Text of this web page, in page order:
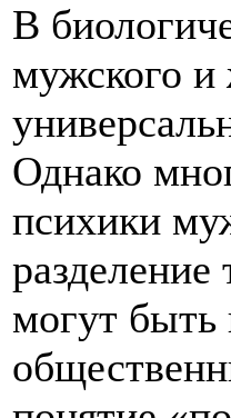
В
мужского и
Однако
психики
могут быть